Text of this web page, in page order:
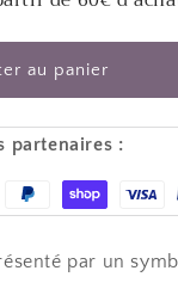
au panier
partenaires :
par un